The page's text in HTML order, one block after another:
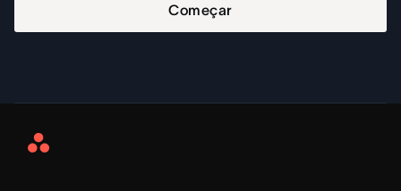
Começar
Asana